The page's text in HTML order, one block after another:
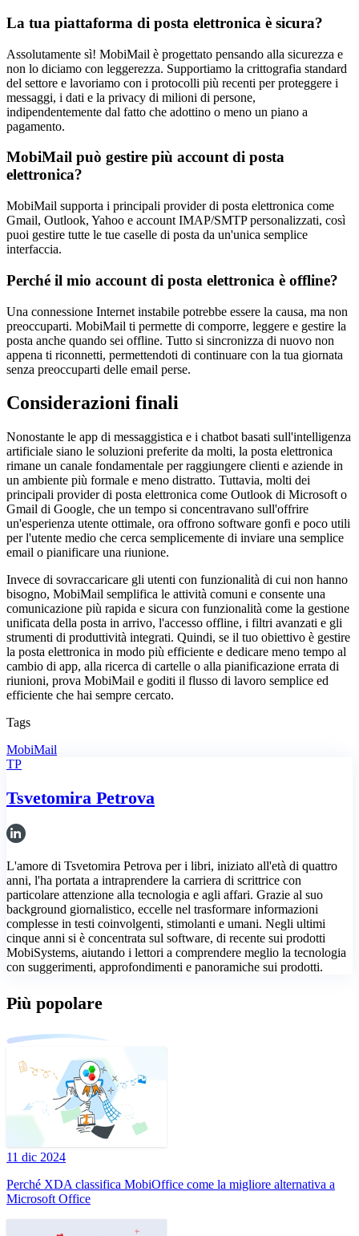
La tua piattaforma di posta elettronica è sicura?
Assolutamente sì! MobiMail è progettato pensando alla sicurezza e
non lo diciamo con leggerezza. Supportiamo la crittografia standard
del settore e lavoriamo con i protocolli più recenti per proteggere i
messaggi, i dati e la privacy di milioni di persone,
indipendentemente dal fatto che adottino o meno un piano a
pagamento.
MobiMail può gestire più account di posta
elettronica?
MobiMail supporta i principali provider di posta elettronica come
Gmail, Outlook, Yahoo e account IMAP/SMTP personalizzati, così
puoi gestire tutte le tue caselle di posta da un'unica semplice
interfaccia.
Perché il mio account di posta elettronica è offline?
Una connessione Internet instabile potrebbe essere la causa, ma non
preoccuparti. MobiMail ti permette di comporre, leggere e gestire la
posta anche quando sei offline. Tutto si sincronizza di nuovo non
appena ti riconnetti, permettendoti di continuare con la tua giornata
senza preoccuparti delle email perse.
Considerazioni finali
Nonostante le app di messaggistica e i chatbot basati sull'intelligenza
artificiale siano le soluzioni preferite da molti, la posta elettronica
rimane un canale fondamentale per raggiungere clienti e aziende in
un ambiente più formale e meno distratto. Tuttavia, molti dei
principali provider di posta elettronica come Outlook di Microsoft o
Gmail di Google, che un tempo si concentravano sull'offrire
un'esperienza utente ottimale, ora offrono software gonfi e poco utili
per l'utente medio che cerca semplicemente di inviare una semplice
email o pianificare una riunione.
Invece di sovraccaricare gli utenti con funzionalità di cui non hanno
bisogno, MobiMail semplifica le attività comuni e consente una
comunicazione più rapida e sicura con funzionalità come la gestione
unificata della posta in arrivo, l'accesso offline, i filtri avanzati e gli
strumenti di produttività integrati. Quindi, se il tuo obiettivo è gestire
la posta elettronica in modo più efficiente e dedicare meno tempo al
cambio di app, alla ricerca di cartelle o alla pianificazione errata di
riunioni, prova MobiMail e goditi il flusso di lavoro semplice ed
efficiente che hai sempre cercato.
Tags
MobiMail
TP
Tsvetomira Petrova
L'amore di Tsvetomira Petrova per i libri, iniziato all'età di quattro
anni, l'ha portata a intraprendere la carriera di scrittrice con
particolare attenzione alla tecnologia e agli affari. Grazie al suo
background giornalistico, eccelle nel trasformare informazioni
complesse in testi coinvolgenti, stimolanti e umani. Negli ultimi
cinque anni si è concentrata sul software, di recente sui prodotti
MobiSystems, aiutando i lettori a comprendere meglio la tecnologia
con suggerimenti, approfondimenti e panoramiche sui prodotti.
Più popolare
11 dic 2024
Perché XDA classifica MobiOffice come la migliore alternativa a
Microsoft Office